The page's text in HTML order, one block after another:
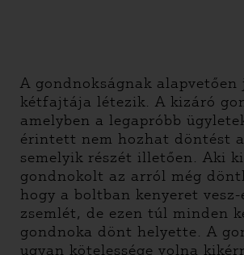
A gondnokságnak alapvetően
kétfajtája létezik. A kizáró
amelyben a legapróbb
érintett nem hozhat döntést
semelyik részét illetően. Aki
gondnokolt az arról még
hogy a boltban kenyeret vesz-
zsemlét, de ezen túl minden
gondnoka dönt helyette. A
ugyan kötelessége volna